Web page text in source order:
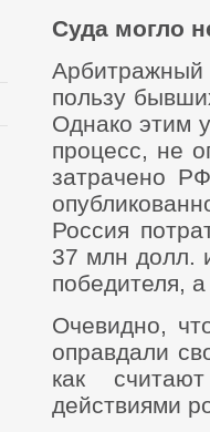
Суда могло
Арбитражный
пользу
Однако этим
процесс, не
затрачено
Россия
37 млн долл.
победителя,
Очевидно,
оправдали
как
действиями